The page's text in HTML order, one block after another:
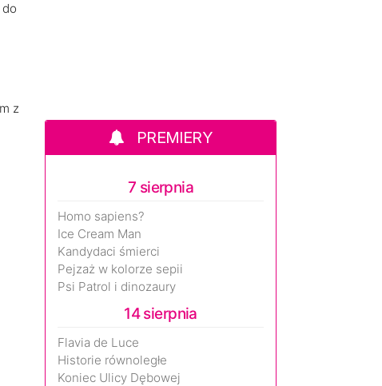
z
PREMIERY
7 sierpnia
Homo sapiens?
Ice Cream Man
Kandydaci śmierci
Pejzaż w kolorze sepii
Psi Patrol i dinozaury
14 sierpnia
Flavia de Luce
Historie równoległe
Koniec Ulicy Dębowej